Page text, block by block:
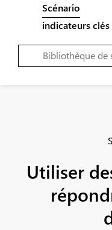
Scénario
indicateurs
Utiliser